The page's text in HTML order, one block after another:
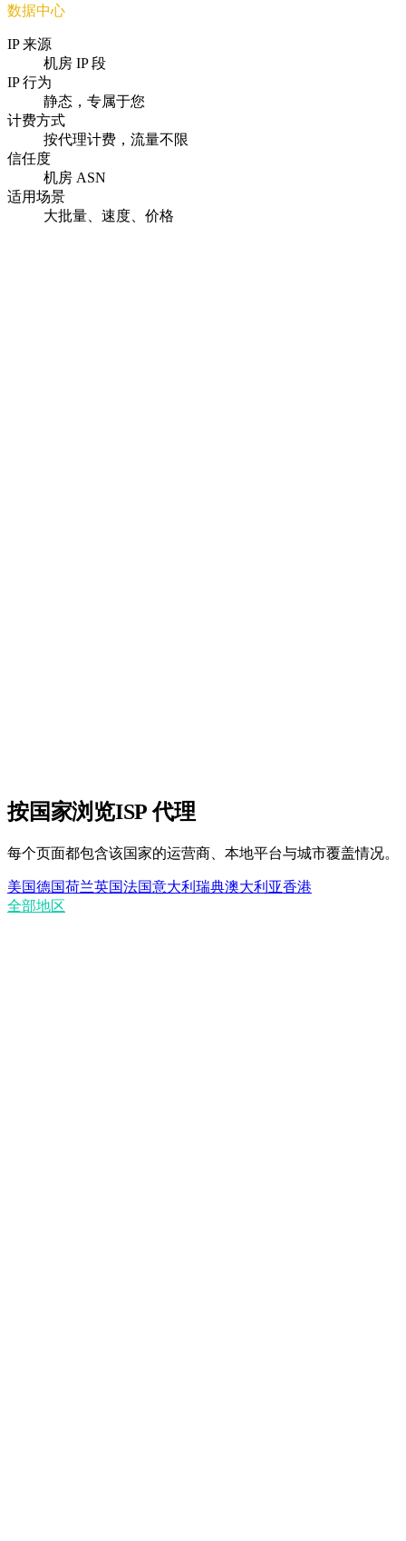
数据中心
IP 来源
机房 IP 段
IP 行为
静态，专属于您
计费方式
按代理计费，流量不限
信任度
机房 ASN
适用场景
大批量、速度、价格
按国家浏览ISP 代理
每个页面都包含该国家的运营商、本地平台与城市覆盖情况。
美国德国荷兰英国法国意大利 瑞典澳大利亚香港
全部地区